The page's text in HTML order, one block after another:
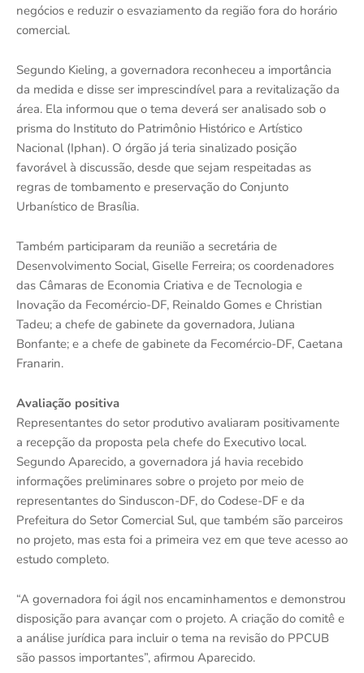
negócios e reduzir o esvaziamento da região fora do horário
comercial.
Segundo Kieling, a governadora reconheceu a importância
da medida e disse ser imprescindível para a revitalização da
área. Ela informou que o tema deverá ser analisado sob o
prisma do Instituto do Patrimônio Histórico e Artístico
Nacional (Iphan). O órgão já teria sinalizado posição
favorável à discussão, desde que sejam respeitadas as
regras de tombamento e preservação do Conjunto
Urbanístico de Brasília.
Também participaram da reunião a secretária de
Desenvolvimento Social, Giselle Ferreira; os coordenadores
das Câmaras de Economia Criativa e de Tecnologia e
Inovação da Fecomércio-DF, Reinaldo Gomes e Christian
Tadeu; a chefe de gabinete da governadora, Juliana
Bonfante; e a chefe de gabinete da Fecomércio-DF, Caetana
Franarin.
Avaliação positiva
Representantes do setor produtivo avaliaram positivamente
a recepção da proposta pela chefe do Executivo local.
Segundo Aparecido, a governadora já havia recebido
informações preliminares sobre o projeto por meio de
representantes do Sinduscon-DF, do Codese-DF e da
Prefeitura do Setor Comercial Sul, que também são parceiros
no projeto, mas esta foi a primeira vez em que teve acesso ao
estudo completo.
“A governadora foi ágil nos encaminhamentos e demonstrou
disposição para avançar com o projeto. A criação do comitê e
a análise jurídica para incluir o tema na revisão do PPCUB
são passos importantes”, afirmou Aparecido.